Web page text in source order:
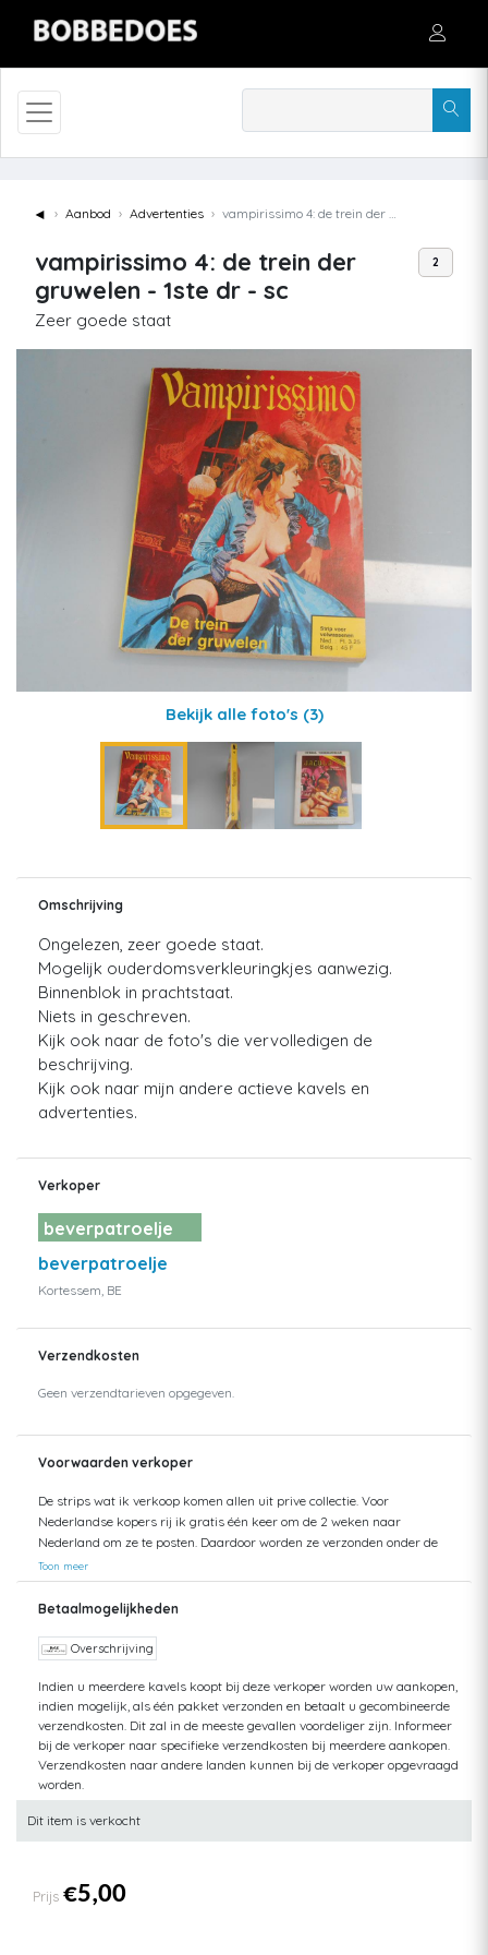
◄ Aanbod Advertenties vampirissimo 4: de trein der gruwelen - 1ste dr - sc
vampirissimo 4: de trein der
gruwelen - 1ste dr - sc
Zeer goede staat
2
Bekijk alle foto's (3)
Omschrijving
Ongelezen, zeer goede staat.
Mogelijk ouderdomsverkleuringkjes aanwezig.
Binnenblok in prachtstaat.
Niets in geschreven.
Kijk ook naar de foto's die vervolledigen de
beschrijving.
Kijk ook naar mijn andere actieve kavels en
advertenties.
Verkoper
beverpatroelje
beverpatroelje
Kortessem, BE
Verzendkosten
Geen verzendtarieven opgegeven.
Voorwaarden verkoper
De strips wat ik verkoop komen allen uit prive collectie. Voor
Nederlandse kopers rij ik gratis één keer om de 2 weken naar
Nederland om ze te posten. Daardoor worden ze verzonden onder de
Nederlandse posttarieven. Dat is meestal eind van de week. Bij plaatsen
van de strips op de veiling worden de strips gecontroleerd en zoveel
mogelijk erbij vermeld. Bij verkoop worden de strips nog eens
optreden word dit vermeld aan de koper voor ik de nota verstuur. Bij het
kijk eerst eens naar de foto's.
Toon meer
Betaalmogelijkheden
Overschrijving
Indien u meerdere kavels koopt bij deze verkoper worden uw aankopen,
indien mogelijk, als één pakket verzonden en betaalt u gecombineerde
verzendkosten. Dit zal in de meeste gevallen voordeliger zijn. Informeer
bij de verkoper naar specifieke verzendkosten bij meerdere aankopen.
Verzendkosten naar andere landen kunnen bij de verkoper opgevraagd
worden.
Dit item is verkocht
Prijs €5,00